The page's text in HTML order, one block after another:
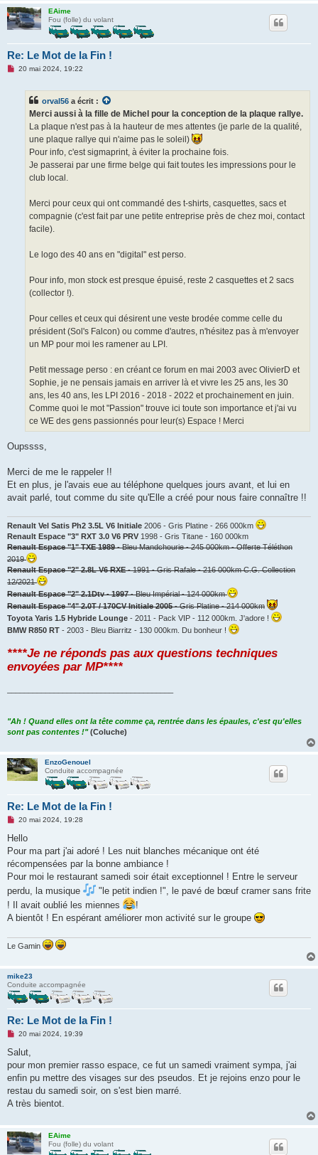
EAime
Fou (folle) du volant
Re: Le Mot de la Fin !
M20 mai 2024, 19:22
orval56 a écrit :
Merci aussi à la fille de Michel pour la conception de la plaque rallye.
La plaque n'est pas à la hauteur de mes attentes (je parle de la qualité,
une plaque rallye qui n'aime pas le soleil)
Pour info, c'est sigmaprint, à éviter la prochaine fois.
Je passerai par une firme belge qui fait toutes les impressions pour le
club local.
Merci pour ceux qui ont commandé des t-shirts, casquettes, sacs et
compagnie (c'est fait par une petite entreprise près de chez moi, contact
facile).
Le logo des 40 ans en "digital" est perso.
Pour info, mon stock est presque épuisé, reste 2 casquettes et 2 sacs
(collector !).
Pour celles et ceux qui désirent une veste brodée comme celle du
président (Sol's Falcon) ou comme d'autres, n'hésitez pas à m'envoyer
un MP pour moi les ramener au LPI.
Petit message perso : en créant ce forum en mai 2003 avec OlivierD et
Sophie, je ne pensais jamais en arriver là et vivre les 25 ans, les 30
ans, les 40 ans, les LPI 2016 - 2018 - 2022 et prochainement en juin.
Comme quoi le mot "Passion" trouve ici toute son importance et j'ai vu
ce WE des gens passionnés pour leur(s) Espace ! Merci
Oupssss,
Merci de me le rappeler !!
Et en plus, je l'avais eue au téléphone quelques jours avant, et lui en
avait parlé, tout comme du site qu'Elle a créé pour nous faire connaître !!
Renault Vel Satis Ph2 3.5L V6 Initiale 2006 - Gris Platine - 266 000km
Renault Espace "3" RXT 3.0 V6 PRV 1998 - Gris Titane - 160 000km
Renault Espace "1" TXE 1989- Bleu Mandchourie - 245 000km - Offerte Téléthon
2019
Renault Espace "2" 2.8L V6 RXE- 1991 - Gris Rafale - 216 000km C.G. Collection
12/2021
Renault Espace "2" 2.1Dtv - 1997- Bleu Impérial - 124 000km
Renault Espace "4" 2.0T / 170CV Initiale 2005- Gris Platine - 214 000km
Toyota Yaris 1.5 Hybride Lounge - 2011 - Pack VIP - 112 000km. J'adore !
BMW R850 RT - 2003 - Bleu Biarritz - 130 000km. Du bonheur !
****Je ne réponds pas aux questions techniques
envoyées par MP****
"Ah ! Quand elles ont la tête comme ça, rentrée dans les épaules, c'est qu'elles
sont pas contentes !" (Coluche)
EnzoGenouel
Conduite accompagnée
Re: Le Mot de la Fin !
M
s
a
g
n
n
u
20 mai 2024, 19:28
Hello
Pour ma part j'ai adoré ! Les nuit blanches mécanique ont été
récompensées par la bonne ambiance !
Pour moi le restaurant samedi soir était exceptionnel ! Entre le serveur
perdu, la musique
"le petit indien !", le pavé de bœuf cramer sans frite
! Il avait oublié les miennes
!
A bientôt ! En espérant améliorer mon activité sur le groupe
Le Gamin
mike23
Conduite accompagnée
Re: Le Mot de la Fin !
M
s
a
g
n
o
u
20 mai 2024, 19:39
Salut,
pour mon premier rasso espace, ce fut un samedi vraiment sympa, j'ai
enfin pu mettre des visages sur des pseudos. Et je rejoins enzo pour le
restau du samedi soir, on s'est bien marré.
A très bientot.
EAime
Fou (folle) du volant